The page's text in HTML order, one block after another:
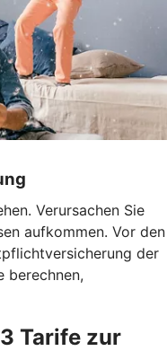
Verursachen Sie
aufkommen. Vor den
der
berechnen,
Tarife zur